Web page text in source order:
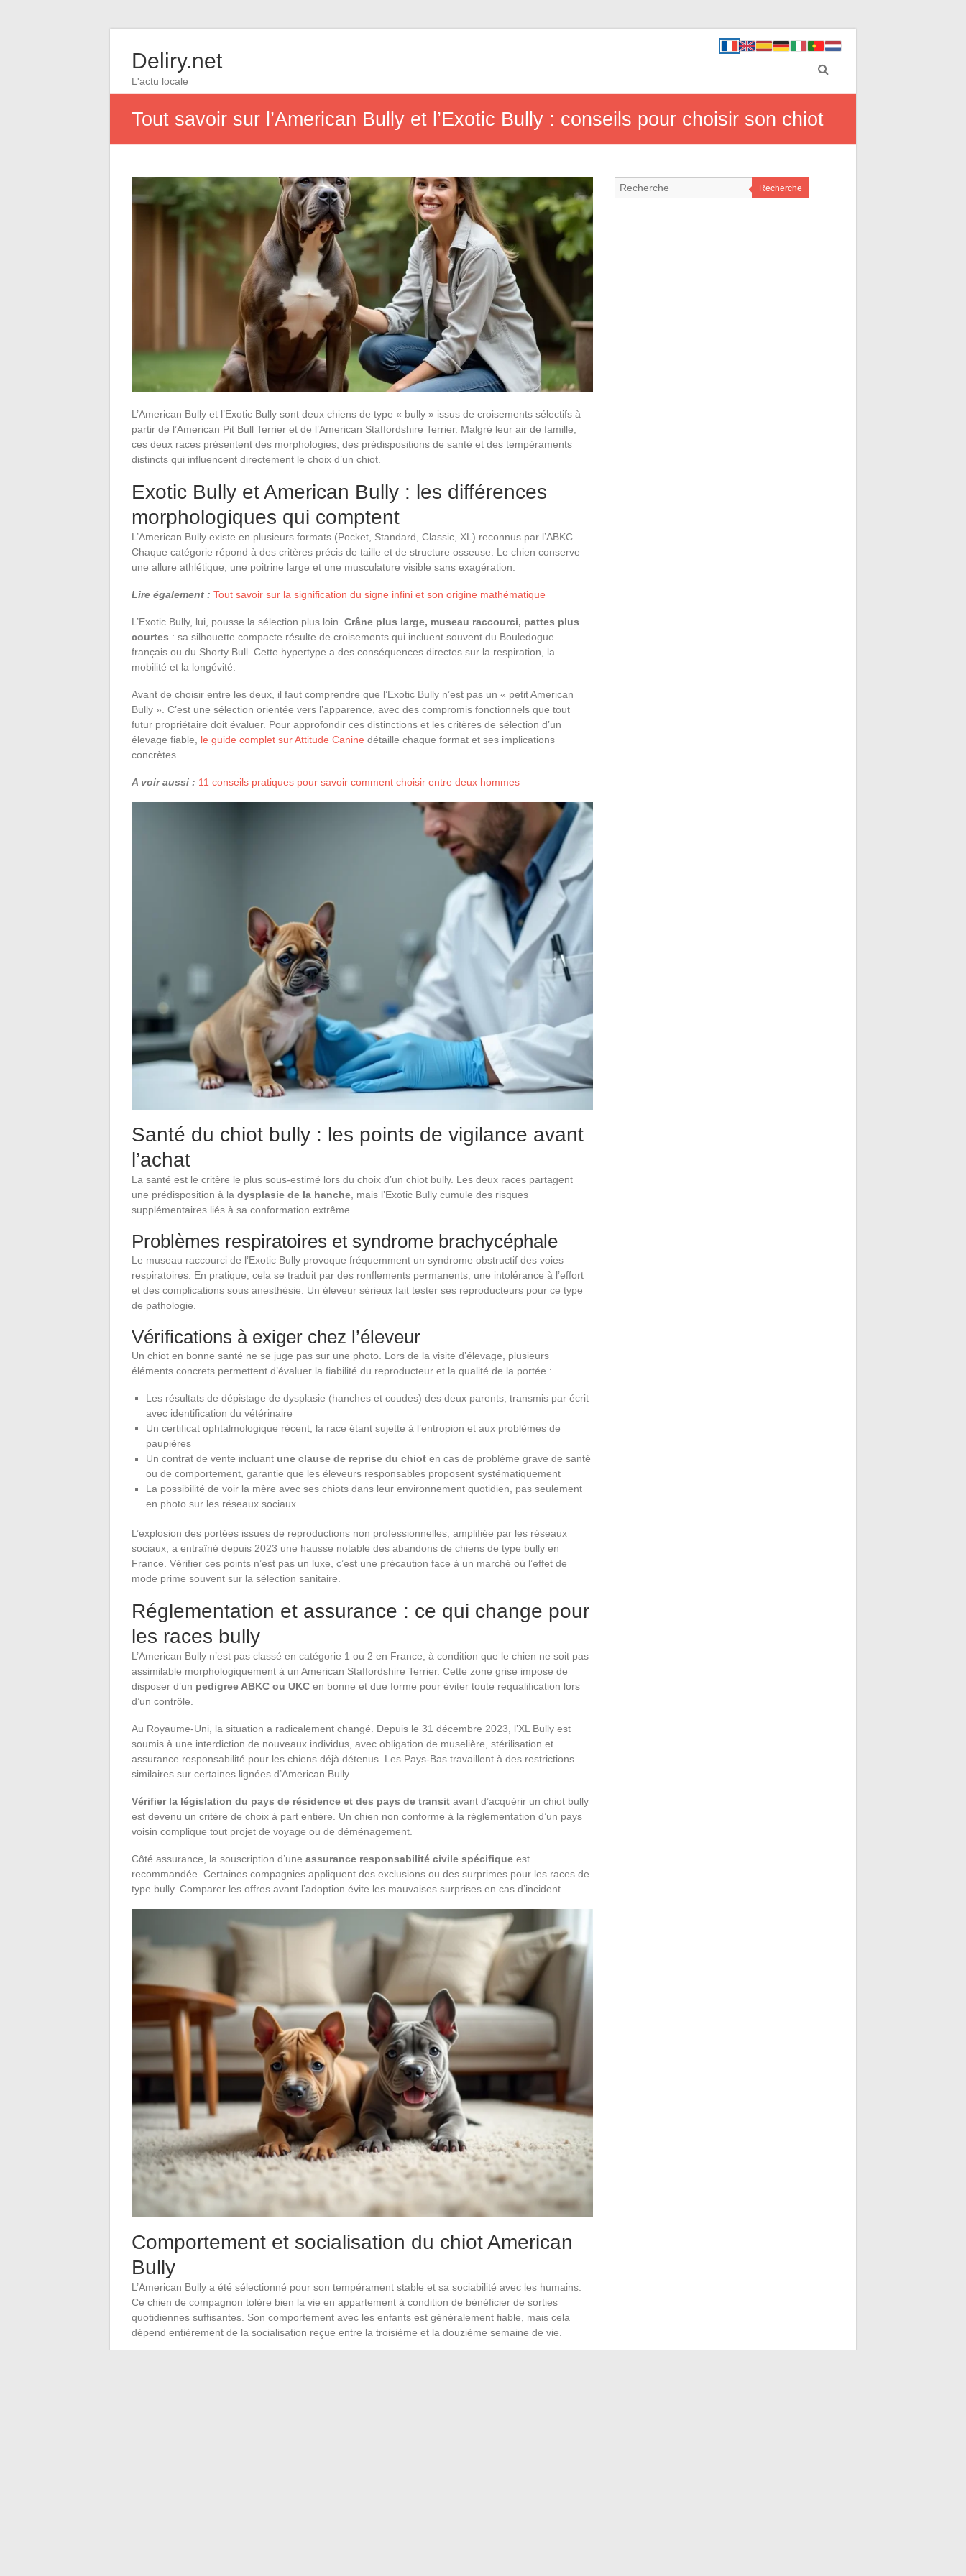
Deliry.net
L'actu locale
Tout savoir sur l’American Bully et l’Exotic Bully : conseils pour choisir son chiot
L’American Bully et l’Exotic Bully sont deux chiens de type « bully » issus de croisements sélectifs à
partir de l’American Pit Bull Terrier et de l’American Staffordshire Terrier. Malgré leur air de famille,
ces deux races présentent des morphologies, des prédispositions de santé et des tempéraments
distincts qui influencent directement le choix d’un chiot.
Exotic Bully et American Bully : les différences
morphologiques qui comptent
L’American Bully existe en plusieurs formats (Pocket, Standard, Classic, XL) reconnus par l’ABKC.
Chaque catégorie répond à des critères précis de taille et de structure osseuse. Le chien conserve
une allure athlétique, une poitrine large et une musculature visible sans exagération.
Lire également : Tout savoir sur la signification du signe infini et son origine mathématique
L’Exotic Bully, lui, pousse la sélection plus loin. Crâne plus large, museau raccourci, pattes plus
courtes : sa silhouette compacte résulte de croisements qui incluent souvent du Bouledogue
français ou du Shorty Bull. Cette hypertype a des conséquences directes sur la respiration, la
mobilité et la longévité.
Avant de choisir entre les deux, il faut comprendre que l’Exotic Bully n’est pas un « petit American
Bully ». C’est une sélection orientée vers l’apparence, avec des compromis fonctionnels que tout
futur propriétaire doit évaluer. Pour approfondir ces distinctions et les critères de sélection d’un
élevage fiable, le guide complet sur Attitude Canine détaille chaque format et ses implications
concrètes.
A voir aussi : 11 conseils pratiques pour savoir comment choisir entre deux hommes
Santé du chiot bully : les points de vigilance avant
l’achat
La santé est le critère le plus sous-estimé lors du choix d’un chiot bully. Les deux races partagent
une prédisposition à la dysplasie de la hanche, mais l’Exotic Bully cumule des risques
supplémentaires liés à sa conformation extrême.
Problèmes respiratoires et syndrome brachycéphale
Le museau raccourci de l’Exotic Bully provoque fréquemment un syndrome obstructif des voies
respiratoires. En pratique, cela se traduit par des ronflements permanents, une intolérance à l’effort
et des complications sous anesthésie. Un éleveur sérieux fait tester ses reproducteurs pour ce type
de pathologie.
Vérifications à exiger chez l’éleveur
Un chiot en bonne santé ne se juge pas sur une photo. Lors de la visite d’élevage, plusieurs
éléments concrets permettent d’évaluer la fiabilité du reproducteur et la qualité de la portée :
Les résultats de dépistage de dysplasie (hanches et coudes) des deux parents, transmis par écrit
avec identification du vétérinaire
Un certificat ophtalmologique récent, la race étant sujette à l’entropion et aux problèmes de
paupières
Un contrat de vente incluant une clause de reprise du chiot en cas de problème grave de santé
ou de comportement, garantie que les éleveurs responsables proposent systématiquement
La possibilité de voir la mère avec ses chiots dans leur environnement quotidien, pas seulement
en photo sur les réseaux sociaux
L’explosion des portées issues de reproductions non professionnelles, amplifiée par les réseaux
sociaux, a entraîné depuis 2023 une hausse notable des abandons de chiens de type bully en
France. Vérifier ces points n’est pas un luxe, c’est une précaution face à un marché où l’effet de
mode prime souvent sur la sélection sanitaire.
Réglementation et assurance : ce qui change pour
les races bully
L’American Bully n’est pas classé en catégorie 1 ou 2 en France, à condition que le chien ne soit pas
assimilable morphologiquement à un American Staffordshire Terrier. Cette zone grise impose de
disposer d’un pedigree ABKC ou UKC en bonne et due forme pour éviter toute requalification lors
d’un contrôle.
Au Royaume-Uni, la situation a radicalement changé. Depuis le 31 décembre 2023, l’XL Bully est
soumis à une interdiction de nouveaux individus, avec obligation de muselière, stérilisation et
assurance responsabilité pour les chiens déjà détenus. Les Pays-Bas travaillent à des restrictions
similaires sur certaines lignées d’American Bully.
Vérifier la législation du pays de résidence et des pays de transit avant d’acquérir un chiot bully
est devenu un critère de choix à part entière. Un chien non conforme à la réglementation d’un pays
voisin complique tout projet de voyage ou de déménagement.
Côté assurance, la souscription d’une assurance responsabilité civile spécifique est
recommandée. Certaines compagnies appliquent des exclusions ou des surprimes pour les races de
type bully. Comparer les offres avant l’adoption évite les mauvaises surprises en cas d’incident.
Comportement et socialisation du chiot American
Bully
L’American Bully a été sélectionné pour son tempérament stable et sa sociabilité avec les humains.
Ce chien de compagnon tolère bien la vie en appartement à condition de bénéficier de sorties
quotidiennes suffisantes. Son comportement avec les enfants est généralement fiable, mais cela
dépend entièrement de la socialisation reçue entre la troisième et la douzième semaine de vie.
Recherche